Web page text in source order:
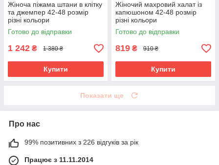
Жіноча піжама штани в клітку
та джемпер 42-48 розмір
різні кольори
Готово до відправки
1 242 ₴ 1 380 ₴
Купити
Жіночий махровий халат із
капюшоном 42-48 розмір
різні кольори
Готово до відправки
819 ₴ 910 ₴
Купити
Показати ще
Про нас
99% позитивних з 226 відгуків за рік
Працює з 11.11.2014